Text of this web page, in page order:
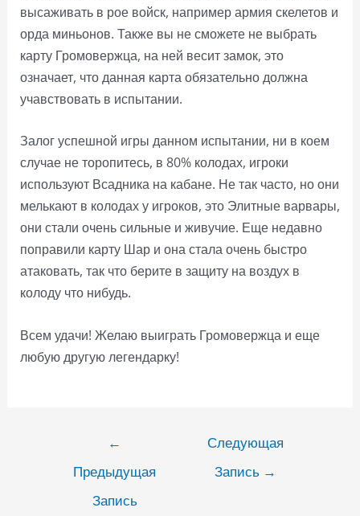
высаживать в рое войск, например армия скелетов и
орда миньонов. Также вы не сможете не выбрать
карту Громовержца, на ней весит замок, это
означает, что данная карта обязательно должна
учавствовать в испытании.
Залог успешной игры данном испытании, ни в коем
случае не торопитесь, в 80% колодах, игроки
используют Всадника на кабане. Не так часто, но они
мелькают в колодах у игроков, это Элитные варвары,
они стали очень сильные и живучие. Еще недавно
поправили карту Шар и она стала очень быстро
атаковать, так что берите в защиту на воздух в
колоду что нибудь.
Всем удачи! Желаю выиграть Громовержца и еще
любую другую легендарку!
записям
←
Предыдущая
Запись
Следующая
Запись →